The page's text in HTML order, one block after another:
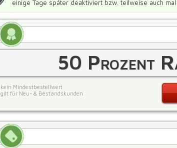
einige Tage später deaktiviert bzw. teilweise auch
50 Prozent
kein Mindestbestellwert
gilt für Neu- & Bestandskunden